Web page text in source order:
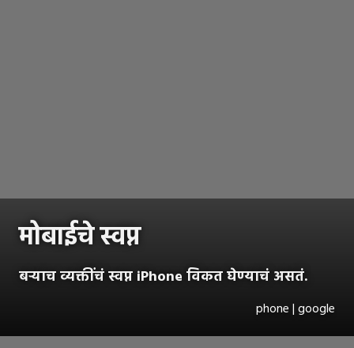
मोबाईचे स्वप्न
बऱ्याच व्यक्तींचं स्वप्न iPhone विकत घेण्याचं असतं.
phone | google